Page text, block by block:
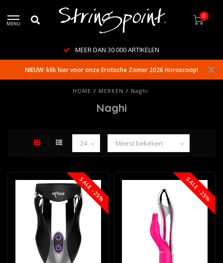
MENU
0
MEER DAN 30.000 ARTIKELEN
NIEUW: klik hier voor onze Erotische Zomer 2026 Horoscoop!
HOME / MERKEN / Naghi
Naghi
SALE -25% SALE -25%